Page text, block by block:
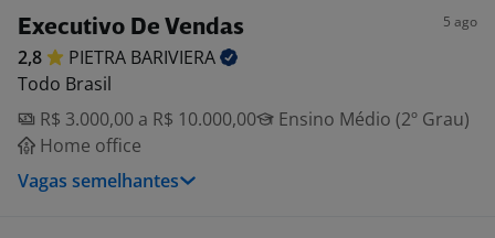
Executivo De Vendas 5 ago
2,8 PIETRA BARIVIERA
Todo Brasil
R$ 3.000,00 a R$ 10.000,00
Ensino Médio (2º Grau)
Home office
Vagas semelhantes